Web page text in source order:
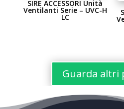
SIRE ACCESSORI Unità
Ventilanti Serie – UVC-H
LC
Guarda altri